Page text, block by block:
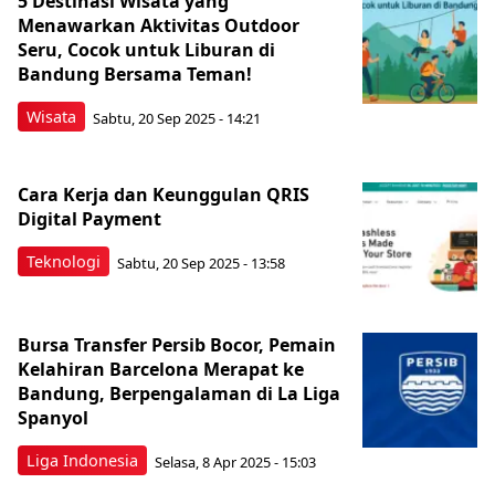
Wisata
Menawarkan Aktivitas Outdoor
Seru, Cocok untuk Liburan di
Bandung Bersama Teman!
Sabtu, 20 Sep 2025 - 14:21
Teknologi
Cara Kerja dan Keunggulan QRIS
Digital Payment
Sabtu, 20 Sep 2025 - 13:58
Liga Indonesia
Bursa Transfer Persib Bocor, Pemain
Kelahiran Barcelona Merapat ke
Bandung, Berpengalaman di La Liga
Spanyol
Selasa, 8 Apr 2025 - 15:03